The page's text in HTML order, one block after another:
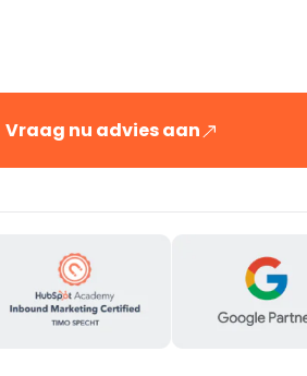
Vraag nu advies aan